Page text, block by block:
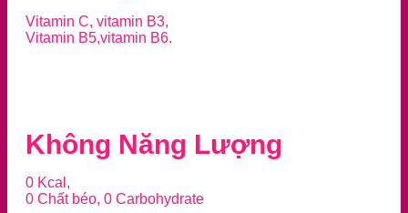
Vitamin C, vitamin B3,
Vitamin B5,vitamin B6.
Không Năng Lượng
0 Kcal,
0 Chất béo, 0 Carbohydrate